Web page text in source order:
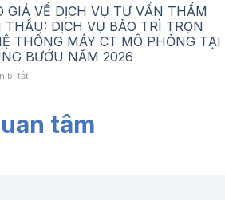
CAO
CHẤT
LƯỢNG
KHÁM,
CHỮA
BỆNH
CÁN
BỘ
QUẢN
LÝ
TẠI
BỆNH
BƯỚU
TP.HCM
BÁO
LỰA
CHỌN
TỔ
CHỨC
GIÁ VỀ DỊCH VỤ TƯ VẤN THẨM
DỊCH VỤ BẢO TRÌ TRỌN
THỐNG MÁY CT MÔ PHỎNG TẠI
BƯỚU NĂM 2026
bị tắt
tâm